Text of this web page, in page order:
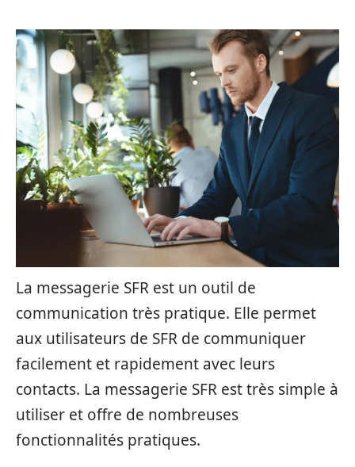
La messagerie SFR est un outil de
communication très pratique. Elle permet
aux utilisateurs de SFR de communiquer
facilement et rapidement avec leurs
contacts. La messagerie SFR est très simple à
utiliser et offre de nombreuses
fonctionnalités pratiques.